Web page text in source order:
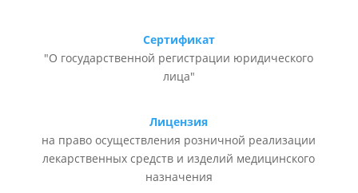
Сертификат
"О государственной регистрации юридического
лица"
Лицензия
на право осуществления розничной реализации
лекарственных средств и изделий медицинского
назначения